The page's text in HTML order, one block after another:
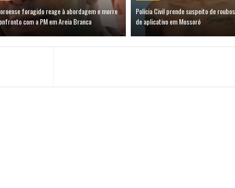
foragido reage à abordagem e morre
com a PM em Areia Branca
Polícia Civil prende suspeito de
de aplicativo em Mossoró